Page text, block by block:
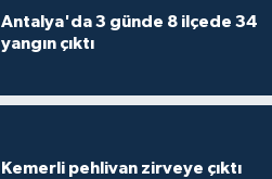
Antalya'da 3 günde 8 ilçede 34
yangın çıktı
Kemerli pehlivan zirveye çıktı